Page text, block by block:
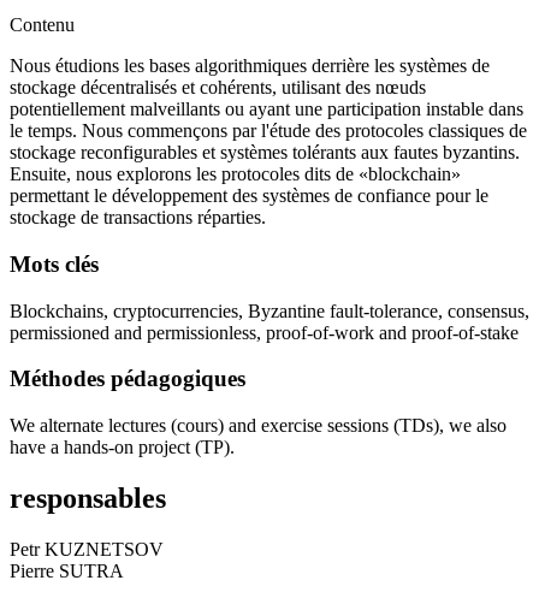
Contenu
Nous étudions les bases algorithmiques derrière les systèmes de
stockage décentralisés et cohérents, utilisant des nœuds
potentiellement malveillants ou ayant une participation instable dans
le temps. Nous commençons par l'étude des protocoles classiques de
stockage reconfigurables et systèmes tolérants aux fautes byzantins.
Ensuite, nous explorons les protocoles dits de «blockchain»
permettant le développement des systèmes de confiance pour le
stockage de transactions réparties.
Mots clés
Blockchains, cryptocurrencies, Byzantine fault-tolerance, consensus,
permissioned and permissionless, proof-of-work and proof-of-stake
Méthodes pédagogiques
We alternate lectures (cours) and exercise sessions (TDs), we also
have a hands-on project (TP).
responsables
Petr KUZNETSOV
Pierre SUTRA